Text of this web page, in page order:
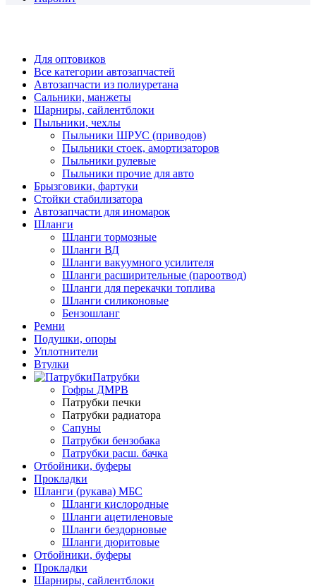
Для оптовиков
Все категории автозапчастей
Автозапчасти из полиуретана
Сальники, манжеты
Шарниры, сайлентблоки
Пыльники, чехлы
Пыльники ШРУС (приводов)
Пыльники стоек, амортизаторов
Пыльники рулевые
Пыльники прочие для авто
Брызговики, фартуки
Стойки стабилизатора
Автозапчасти для иномарок
Шланги
Шланги тормозные
Шланги ВД
Шланги вакуумного усилителя
Шланги расширительные (пароотвод)
Шланги для перекачки топлива
Шланги силиконовые
Бензошланг
Ремни
Подушки, опоры
Уплотнители
Втулки
Патрубки
Гофры ДМРВ
Патрубки печки
Патрубки радиатора
Сапуны
Патрубки бензобака
Патрубки расш. бачка
Отбойники, буферы
Прокладки
Шланги (рукава) МБС
Шланги кислородные
Шланги ацетиленовые
Шланги бездорновые
Шланги дюритовые
Отбойники, буферы
Прокладки
Шарниры, сайлентблоки